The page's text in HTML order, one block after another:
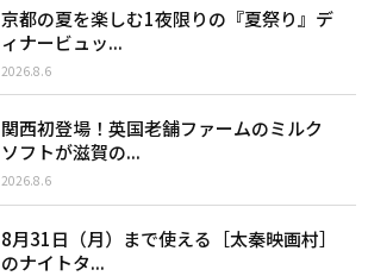
京都の夏を楽しむ1夜限りの『夏祭り』デ
ィナービュッ...
2026.8.6
関西初登場！英国老舗ファームのミルク
ソフトが滋賀の...
2026.8.6
8月31日（月）まで使える［太秦映画村］
のナイトタ...